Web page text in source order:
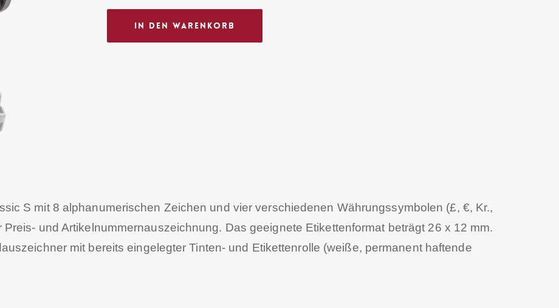
In Den Warenkorb
S mit 8 alphanumerischen Zeichen und vier verschiedenen Währungssymbolen (£, €, Kr.,
und Artikelnummernauszeichnung. Das geeignete Etikettenformat beträgt 26 x 12 mm.
mit bereits eingelegter Tinten- und Etikettenrolle (weiße, permanent haftende